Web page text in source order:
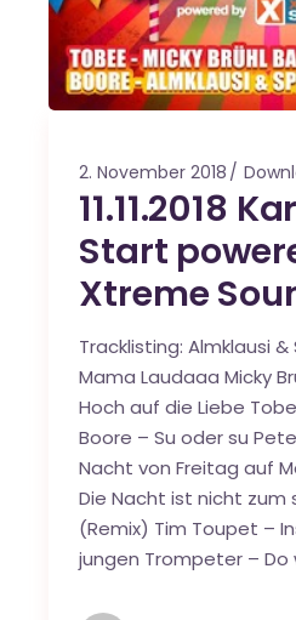
2. November 2018
11.11.2018
Start
Xtreme
Tracklisting: Almklausi
Mama Laudaaa Micky
Hoch auf die Liebe
Boore – Su oder su
Nacht von Freitag auf
Die Nacht ist nicht zum
(Remix) Tim Toupet –
jungen Trompeter – Do